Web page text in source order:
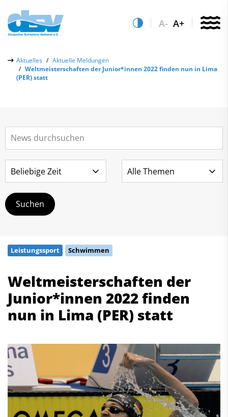
A- A+
Aktuelles
Aktuelle Meldungen
Weltmeisterschaften der Junior*innen 2022 finden nun in Lima
(PER) statt
Leistungssport Schwimmen
Weltmeisterschaften der
Junior*innen 2022 finden
nun in Lima (PER) statt
Über uns
Aktuelles
Leistungs- & Wettkampfsport
Schwimmen lernen
Sportentwicklung
Service
Vereinsfinder
Lizenzwesen
Zentrale Hinweisstelle
Anti-Doping
Recht auf sicheren Schwimmsport
Abteilungen
Freiwasserschwimmen
Wasserball
Synchronschwimmen
Masterssport
Deutscher Schwimm-Verband e.V.
Korbacher Straße 93
D-34132 Kassel
Fax: +49 561 94083-15
info@dsv.de